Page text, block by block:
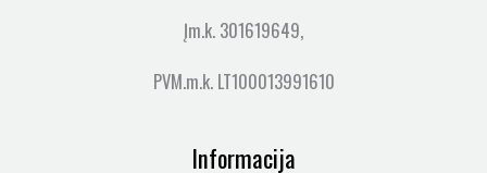
Įm.k. 301619649,
PVM.m.k. LT100013991610
Informacija